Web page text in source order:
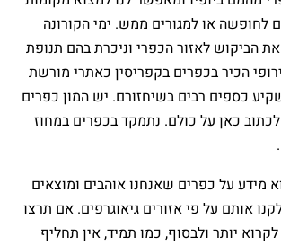
לחופשה או למגורים ממש. ימי הקורונה
הביקוש לאזור הכפרי וניכרת בהם תנופת
הכיר בכפרים בקפריסין כאתרי מורשת
כספים רבים בשיחזורם. יש המון כפרים
כאן על כולם. נתמקד בכפרים במחוז
מידע על כפרים שאנחנו אוהבים ומוצאים
אותם על פי אזורים גיאוגרפים. אם תרצו
יותר ולבסוף, כמו תמיד, אין תחליף